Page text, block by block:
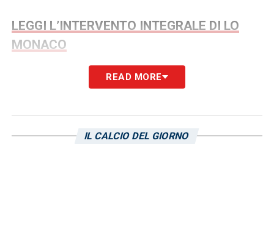
LEGGI L’INTERVENTO INTEGRALE DI LO
MONACO
LA PLAYLIST DELLE NOSTRE TOP NEWS
READ MORE
IL CALCIO DEL GIORNO